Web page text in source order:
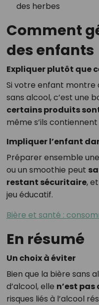
des herbes
Comment
des enfants
Expliquer plutôt que
Si votre enfant montre
sans alcool, c’est une
certains produits
même s’ils
Impliquer l’enfant
Préparer ensemble
ou un smoothie peut
restant sécuritaire,
jeu éducatif.
Bière et santé :
En résumé
Un choix à éviter
Bien que la bière sans
d’alcool, elle n’est
risques liés à l’alcool